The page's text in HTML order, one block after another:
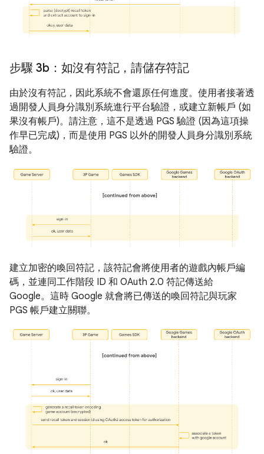
步驟 3b：如沒有符記，請儲存符記
由於沒有符記，因此系統不會還原任何進度。使用者接著透
過開發人員身分識別系統進行平台驗證，或建立新帳戶 (如
果沒有帳戶)。請注意，這不是透過 PGS 驗證 (因為這項操
作早已完成)，而是使用 PGS 以外的開發人員身分識別系統
驗證。
建立加密的喚回符記，該符記會將使用者的遊戲內帳戶編
碼，並連同工作階段 ID 和 OAuth 2.0 符記傳送給
Google。這時 Google 就會將已傳送的喚回符記與玩家
PGS 帳戶建立關聯。